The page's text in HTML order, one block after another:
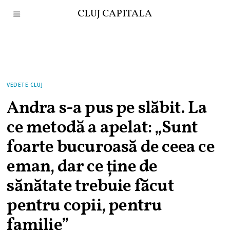
CLUJ CAPITALA
VEDETE CLUJ
Andra s-a pus pe slăbit. La
ce metodă a apelat: „Sunt
foarte bucuroasă de ceea ce
eman, dar ce ține de
sănătate trebuie făcut
pentru copii, pentru